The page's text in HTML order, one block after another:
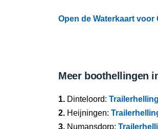
Open de Waterkaart
Meer boothellingen
1. Dinteloord:
2. Heijningen:
3. Numansdorp: